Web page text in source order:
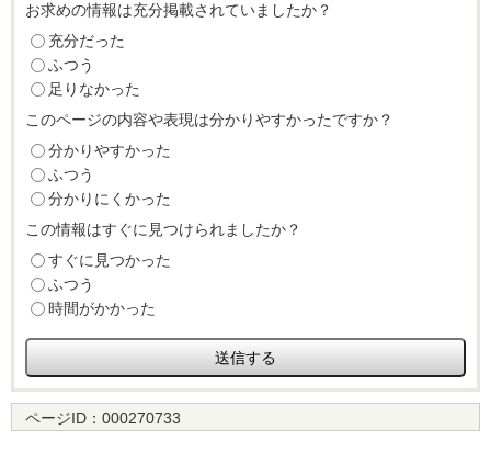
お求めの情報は充分掲載されていましたか？
充分だった
ふつう
足りなかった
このページの内容や表現は分かりやすかったですか？
分かりやすかった
ふつう
分かりにくかった
この情報はすぐに見つけられましたか？
すぐに見つかった
ふつう
時間がかかった
ページID： 000270733